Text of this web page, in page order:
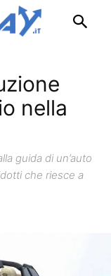
nella
guida di un’auto
che riesce a